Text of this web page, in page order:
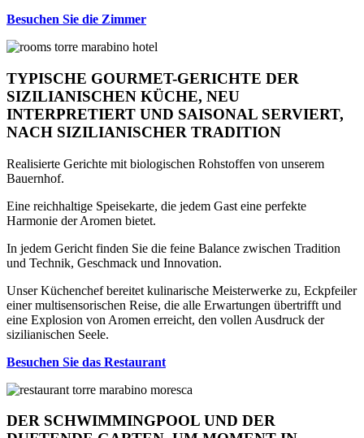
Besuchen Sie die Zimmer
TYPISCHE GOURMET-GERICHTE DER
SIZILIANISCHEN KÜCHE, NEU
INTERPRETIERT UND SAISONAL SERVIERT,
NACH SIZILIANISCHER TRADITION
Realisierte Gerichte mit biologischen Rohstoffen von unserem
Bauernhof.
Eine reichhaltige Speisekarte, die jedem Gast eine perfekte
Harmonie der Aromen bietet.
In jedem Gericht finden Sie die feine Balance zwischen Tradition
und Technik, Geschmack und Innovation.
Unser Küchenchef bereitet kulinarische Meisterwerke zu, Eckpfeiler
einer multisensorischen Reise, die alle Erwartungen übertrifft und
eine Explosion von Aromen erreicht, den vollen Ausdruck der
sizilianischen Seele.
Besuchen Sie das Restaurant
DER SCHWIMMINGPOOL UND DER